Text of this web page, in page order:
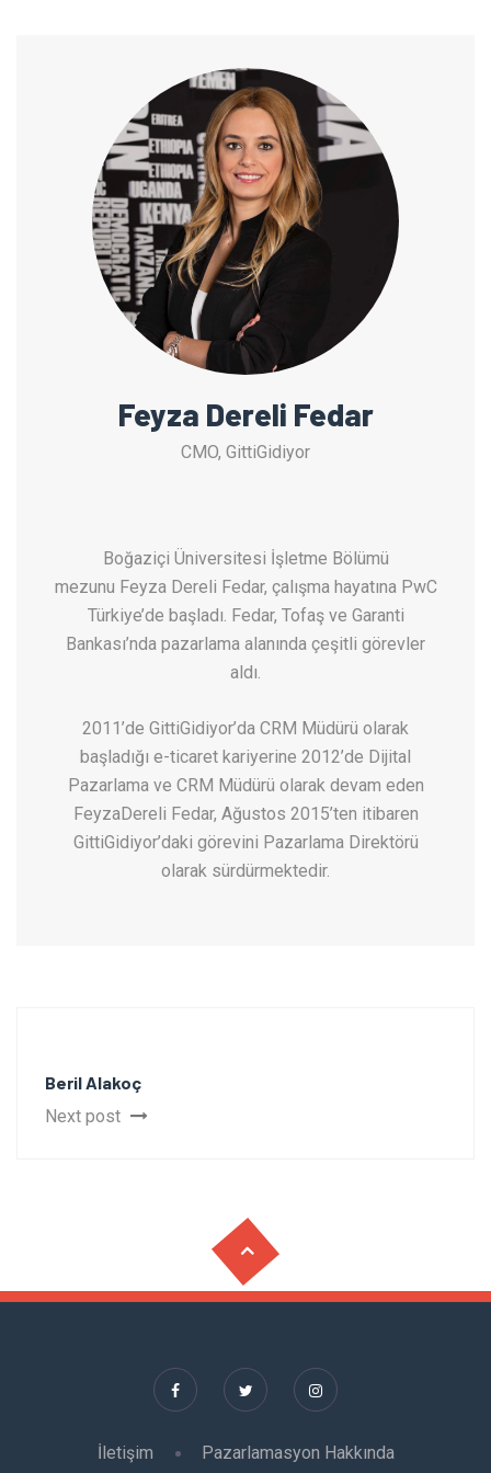
Feyza Dereli Fedar
CMO, GittiGidiyor
Boğaziçi Üniversitesi İşletme Bölümü
mezunu Feyza Dereli Fedar, çalışma hayatına PwC
Türkiye’de başladı. Fedar, Tofaş ve Garanti
Bankası’nda pazarlama alanında çeşitli görevler
aldı.
2011’de GittiGidiyor’da CRM Müdürü olarak
başladığı e-ticaret kariyerine 2012’de Dijital
Pazarlama ve CRM Müdürü olarak devam eden
FeyzaDereli Fedar, Ağustos 2015’ten itibaren
GittiGidiyor’daki görevini Pazarlama Direktörü
olarak sürdürmektedir.
Beril Alakoç
Next post
İletişim Pazarlamasyon Hakkında